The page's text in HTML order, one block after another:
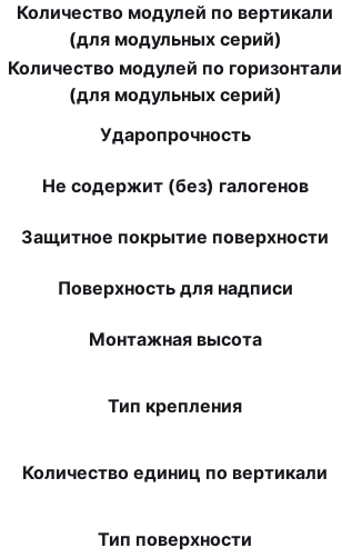
Количество модулей по вертикали
(для модульных серий)
Количество модулей по горизонтали
(для модульных серий)
Ударопрочность
Не содержит (без) галогенов
Защитное покрытие поверхности
Поверхность для надписи
Монтажная высота
Тип крепления
Количество единиц по вертикали
Тип поверхности